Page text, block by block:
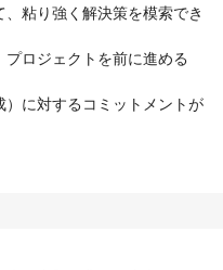
粘り強く解決策を模索でき
ロジェクトを前に進める
に対するコミットメントが